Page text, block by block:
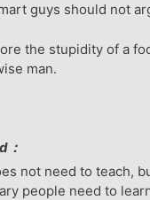
guys should not
the stupidity of a
man.
：
not need to teach,
people need to